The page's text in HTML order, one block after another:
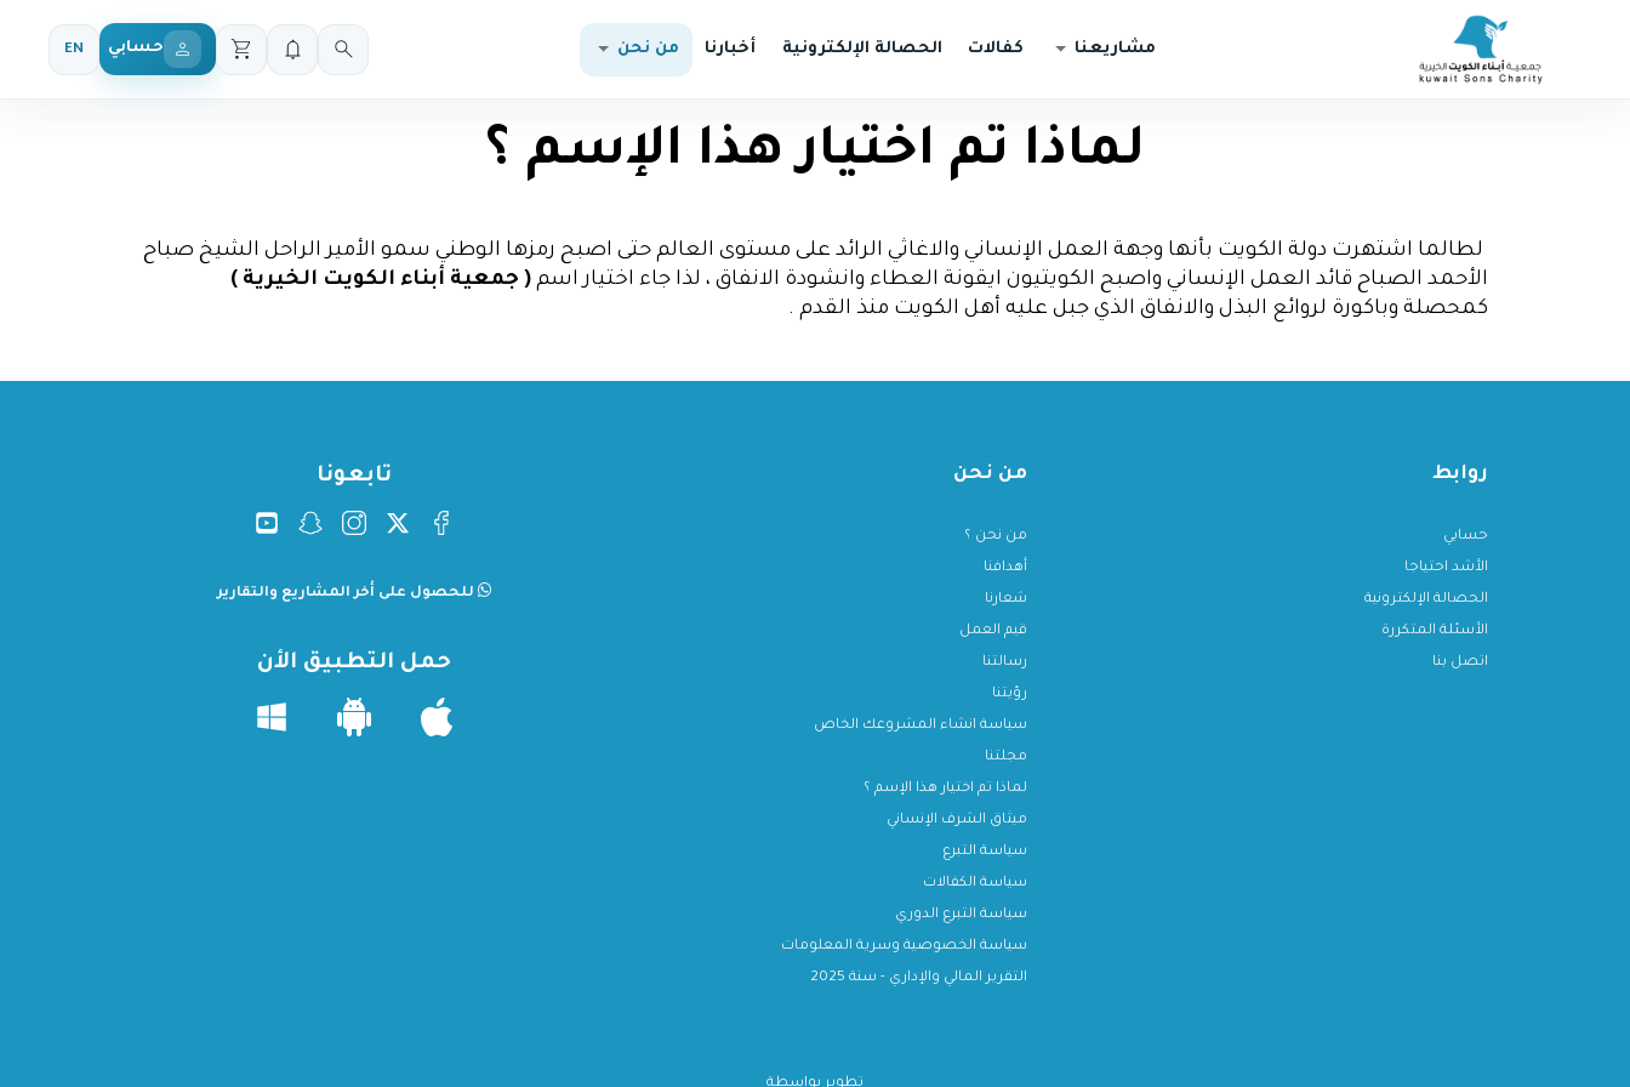
مشاريعنا كفالات الحصالة الإلكترونية أخبارنا من نحن حسابي EN
لماذا تم اختيار هذا الإسم ؟
لطالما اشتهرت دولة الكويت بأنها وجهة العمل الإنساني والاغاثي الرائد على مستوى العالم حتى اصبح رمزها الوطني سمو الأمير الراحل الشيخ صباح
الأحمد الصباح قائد العمل الإنساني واصبح الكويتيون ايقونة العطاء وانشودة الانفاق ، لذا جاء اختيار اسم ( جمعية أبناء الكويت الخيرية )
كمحصلة وباكورة لروائع البذل والانفاق الذي جبل عليه أهل الكويت منذ القدم .
روابط
حسابي
الأشد احتياجا
الحصالة الإلكترونية
الأسئلة المتكررة
اتصل بنا
من نحن
من نحن ؟
أهدافنا
شعارنا
قيم العمل
رسالتنا
رؤيتنا
سياسة انشاء المشروعك الخاص
مجلتنا
لماذا تم اختيار هذا الإسم ؟
ميثاق الشرف الإنساني
سياسة التبرع
سياسة الكفالات
سياسة التبرع الدوري
سياسة الخصوصية وسرية المعلومات
التقرير المالي والإداري - سنة 2025
تابعونا
للحصول على أخر المشاريع والتقارير
حمل التطبيق الأن